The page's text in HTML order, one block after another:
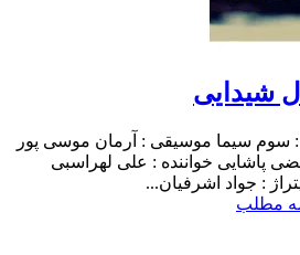
شیدایی
: سوم سیما موسیقی : آرمان موسی پور
پاشایی خواننده : علی لهراسبی
: جواد اشرفیان...
مطلب